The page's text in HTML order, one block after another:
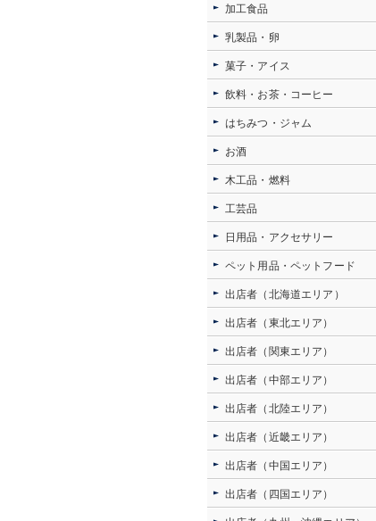
加工食品
乳製品・卵
菓子・アイス
飲料・お茶・コーヒー
はちみつ・ジャム
お酒
木工品・燃料
工芸品
日用品・アクセサリー
ペット用品・ペットフード
出店者（北海道エリア）
出店者（東北エリア）
出店者（関東エリア）
出店者（中部エリア）
出店者（北陸エリア）
出店者（近畿エリア）
出店者（中国エリア）
出店者（四国エリア）